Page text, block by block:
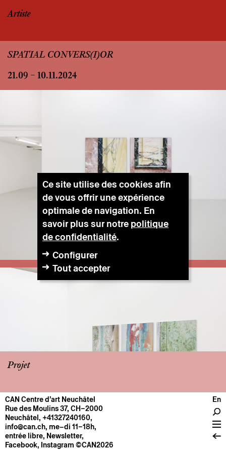
Artiste
SPATIAL CONVERS(I)OR
21.09 – 10.11.2024
Projet
CENTRE
Infos pratiques
Fonctionnement
À propos
CAN Centre d’art Neuchâtel
Rue des Moulins 37, CH–2000
Neuchâtel, +41327240160,
info@can.ch, me–di 11–18h,
entrée libre, Newsletter,
Facebook, Instagram ©CAN2026
En
Ce site utilise des cookies afin
de vous offrir une expérience
optimale de navigation. En
savoir plus sur notre politique
de confidentialité.
Configurer
Tout accepter